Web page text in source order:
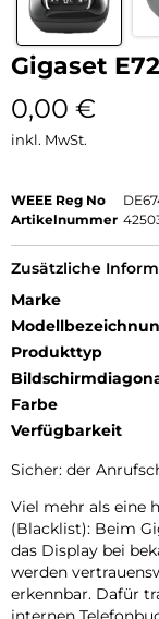
Gigaset
0,00 €
inkl. MwSt.
WEEE Reg No
Artikelnummer
Zusätzliche
Marke
Produkttyp
Farbe
Verfügbarkeit
Sicher: der
Viel mehr als eine
(Blacklist): Beim
das Display bei
werden
erkennbar. Dafür